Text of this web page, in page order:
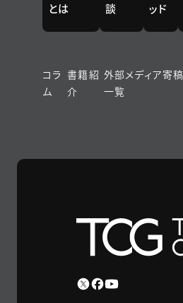
とは
談
ッド
コラ
ム
書籍紹
介
外部メディア寄稿
一覧